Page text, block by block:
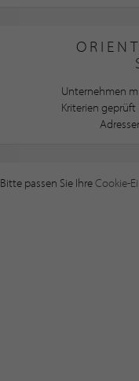
Unternehmen
Kriterien
Bitte passen Sie IhreCookie-